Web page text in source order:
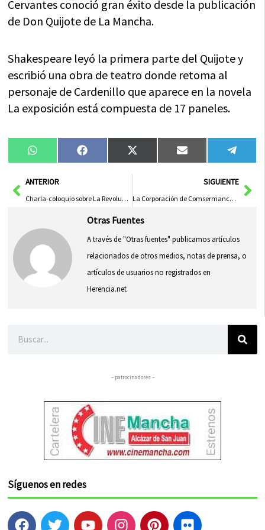
Cervantes conoció gran éxito desde la publicación
de Don Quijote de La Mancha.
Shakespeare leyó la primera parte del Quijote y
escribió una obra de teatro donde retoma al
personaje de Cardenillo que aparece en la novela
La exposición está compuesta de 17 paneles.
Compartir
en
WhatsAppCompartir
en
FacebookCompartir
en
X
(Twitter)
Compartir
en
Email
en
AntANTERIOR
Charla-coloquio sobre La Revolución de la Mujer en Política
SIGUIENTE
La Corporación de Comsermancha visita la planta de RSU y el Patronato
Otras Fuentes
A través de "Otras fuentes" publicamos artículos
relacionados de otros medios, notas de prensa, o
artículos de usuarios no registrados en
Herencia.net
– patrocinadores –
Síguenos en redes
F T Y I P F